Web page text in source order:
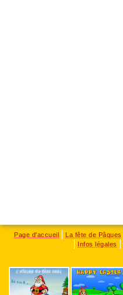
Page d'accueil La fête de Pâques
Infos légales